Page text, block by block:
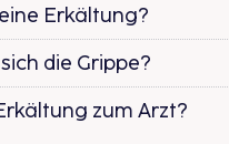
Erkältung?​
die Grippe?
zum Arzt?